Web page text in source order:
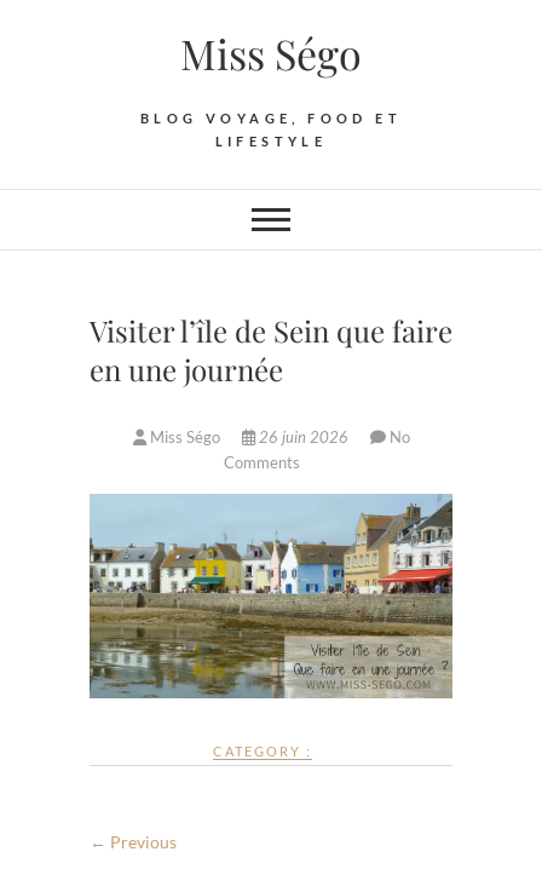
Miss Ségo
BLOG VOYAGE, FOOD ET
LIFESTYLE
Visiter l’île de Sein que faire
en une journée
Miss Ségo 26 juin 2026
No
Comments
CATEGORY :
← Previous